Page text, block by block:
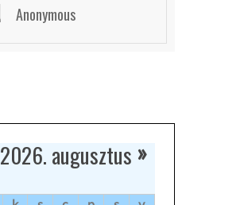
Anonymous
2026. augusztus »